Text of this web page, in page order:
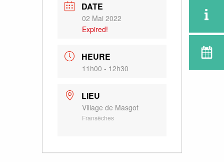
DATE
02 Mai 2022
Expired!
HEURE
11h00 - 12h30
LIEU
Village de Masgot
Fransèches